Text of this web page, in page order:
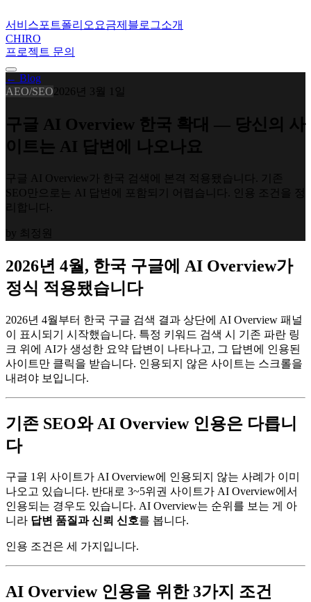
서비스포트폴리오 요금제 블로그소개
CHIRO
프로젝트 문의
← Blog
AEO/SEO 2026년 3월 1일
구글 AI Overview 한국 확대 — 당신의 사
이트는 AI 답변에 나오나요
구글 AI Overview가 한국 검색에 본격 적용됐습니다. 기존
SEO만으로는 AI 답변에 포함되기 어렵습니다. 인용 조건을 정
리합니다.
by 최정원
2026년 4월, 한국 구글에 AI Overview가
정식 적용됐습니다
2026년 4월부터 한국 구글 검색 결과 상단에 AI Overview 패널
이 표시되기 시작했습니다. 특정 키워드 검색 시 기존 파란 링
크 위에 AI가 생성한 요약 답변이 나타나고, 그 답변에 인용된
사이트만 클릭을 받습니다. 인용되지 않은 사이트는 스크롤을
내려야 보입니다.
기존 SEO와 AI Overview 인용은 다릅니
다
구글 1위 사이트가 AI Overview에 인용되지 않는 사례가 이미
나오고 있습니다. 반대로 3~5위권 사이트가 AI Overview에서
인용되는 경우도 있습니다. AI Overview는 순위를 보는 게 아
니라 답변 품질과 신뢰 신호를 봅니다.
인용 조건은 세 가지입니다.
AI Overview 인용을 위한 3가지 조건